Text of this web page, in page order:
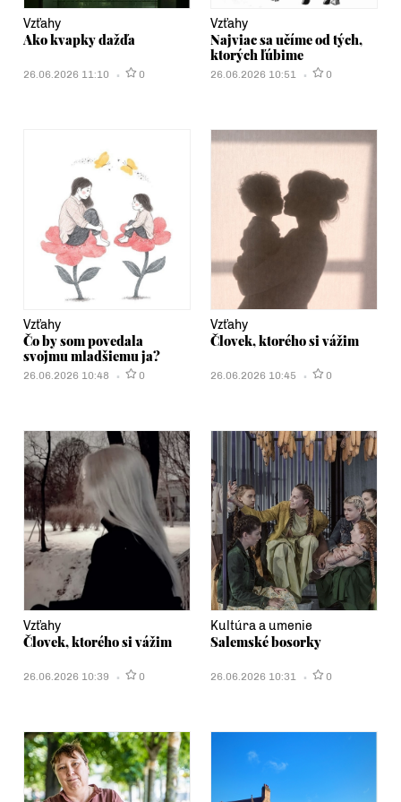
Vzťahy
Ako kvapky dažďa
26.06.2026 11:10 0
Vzťahy
Najviac sa učíme od tých,
ktorých ľúbime
26.06.2026 10:51 0
Vzťahy
Čo by som povedala
svojmu mladšiemu ja?
26.06.2026 10:48 0
Vzťahy
Človek, ktorého si vážim
26.06.2026 10:45 0
Vzťahy
Človek, ktorého si vážim
26.06.2026 10:39 0
Kultúra a umenie
Salemské bosorky
26.06.2026 10:31 0